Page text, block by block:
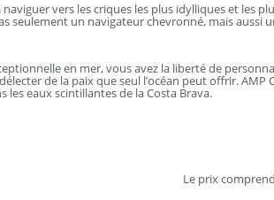
vers les criques les plus idylliques et les
seulement un navigateur chevronné, mais
en mer, vous avez la liberté de
de la paix que seul l’océan peut offrir.
les eaux scintillantes de la Costa Brava.
Le prix comprend